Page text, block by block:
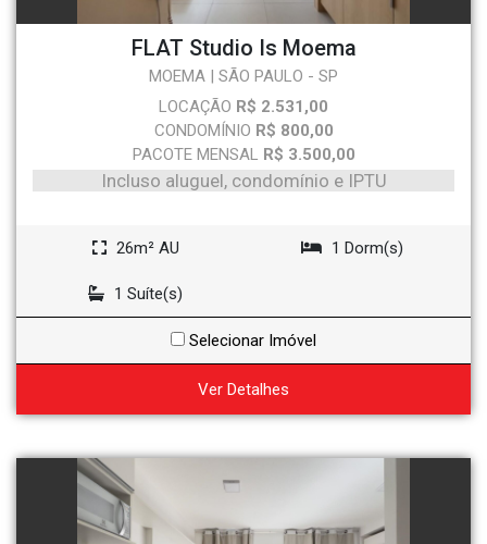
FLAT Studio Is Moema
MOEMA | SÃO PAULO - SP
LOCAÇÃO R$ 2.531,00
CONDOMÍNIO R$ 800,00
PACOTE MENSAL R$ 3.500,00
Incluso aluguel, condomínio e IPTU
26m² AU 1 Dorm(s)
1 Suíte(s)
Selecionar Imóvel
Ver Detalhes